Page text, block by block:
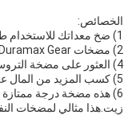
الخصائص:
1) ضخ معداتك للاستخدام طويل الأجل هو أفضل طريقة لضمان حصولك على منتج دائم وعالي الجودة.
2) مضخات Duramax Gear هي أفضل مضخات لمضخات العدادات الهيدروليكية ذات الكفاءة العالية التي يمكن أن ترفع حتى 1500 PSI.
4) العثور على مضخة التروس المناسبة لتطبيقك بسرعة وسهولة.
5) كسب المزيد من المال عن طريق بيع المزيد من المنتجات
زيت.هذا مثالي لمضخات